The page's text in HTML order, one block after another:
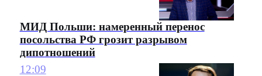
МИД Польши: намеренный перенос
посольства РФ грозит разрывом
дипотношений
12:09